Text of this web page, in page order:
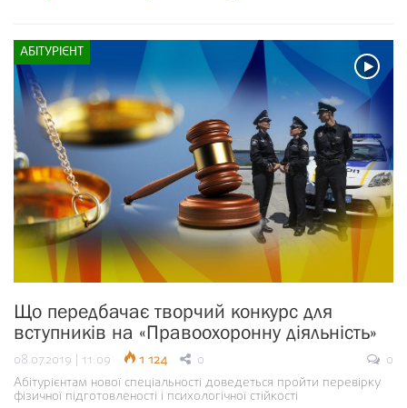
АБІТУРІЄНТ
Що передбачає творчий конкурс для
вступників на «Правоохоронну діяльність»
08.07.2019 | 11:09 1 124 0
0
Абітурієнтам нової спеціальності доведеться пройти перевірку
фізичної підготовленості і психологічної стійкості